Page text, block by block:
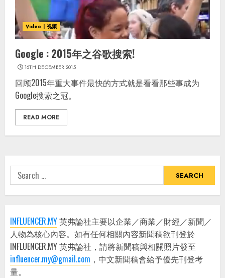
Video | 视频
Google : 2015年之谷歌搜索!
16TH DECEMBER 2015
回顾2015年重大事件最快的方式就是看看那些事成为
Google搜索之冠。
READ MORE
Search
for:
INFLUENCER.MY英弗論社主要以企業／商業／財經／新聞／
人物為核心內容。如有任何相關內容新聞稿欲刊登於
INFLUENCER.MY 英弗論社，請將新聞稿與相關照片發至
influencer.my@gmail.com ，中文新聞稿會給予優先刊登考
量。